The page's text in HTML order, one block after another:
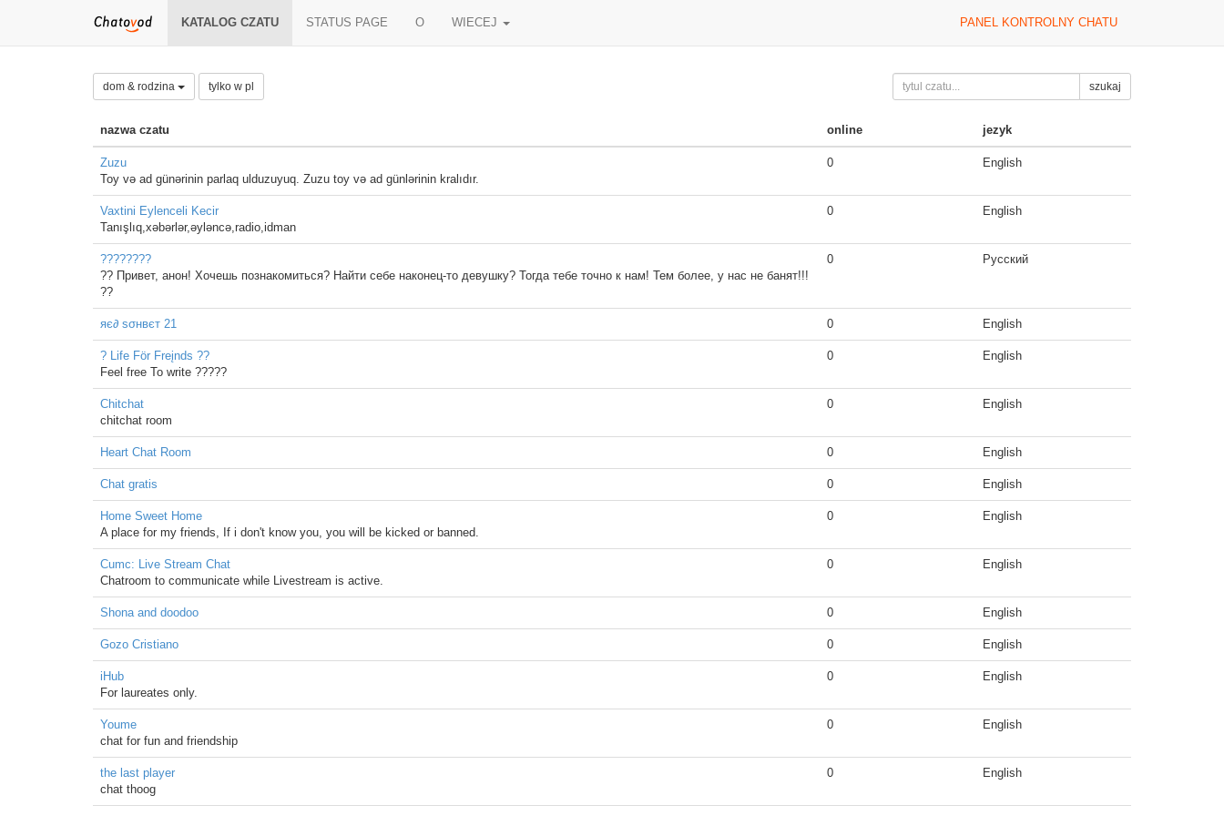
KATALOG CZATU STATUS PAGE O WIECEJ PANEL KONTROLNY CHATU
dom & rodzina tylko w pl szukaj
nazwa czatu online jezyk
Zuzu
Toy və ad günərinin parlaq ulduzuyuq. Zuzu toy və ad günlərinin kralıdır.
0 English
Vaxtini Eylenceli Kecir
Tanışlıq,xəbərlər,əyləncə,radio,idman
0 English
????????
?? Привет, анон! Хочешь познакомиться? Найти себе наконец-то девушку? Тогда тебе точно к нам! Тем более, у нас не банят!!!
??
0 Русский
яє∂ ѕσнвєт 21 0 English
? Life För Freįnds ??
Feel free To write ?????
0 English
Chitchat
chitchat room
0 English
Heart Chat Room 0 English
Chat gratis 0 English
Home Sweet Home
A place for my friends, If i don't know you, you will be kicked or banned.
0 English
Cumc: Live Stream Chat
Chatroom to communicate while Livestream is active.
0 English
Shona and doodoo 0 English
Gozo Cristiano 0 English
iHub
For laureates only.
0 English
Youme
chat for fun and friendship
0 English
the last player
chat thoog
0 English